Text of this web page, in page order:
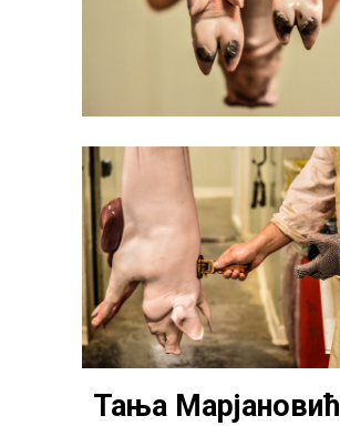
Тања Марјановић